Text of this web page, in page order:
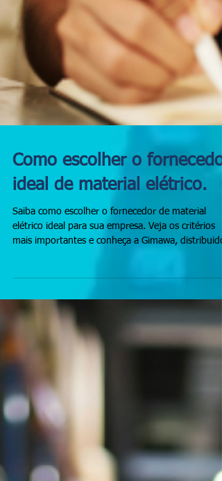
Como escolher o fornecedor
ideal de material elétrico.
Saiba como escolher o fornecedor de material